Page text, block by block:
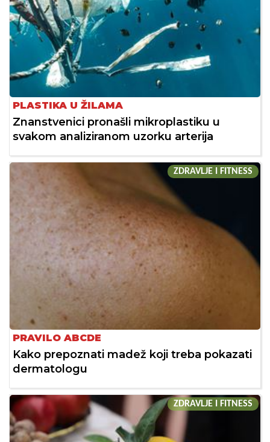
PLASTIKA U ŽILAMA
Znanstvenici pronašli mikroplastiku u
svakom analiziranom uzorku arterija
ZDRAVLJE I FITNESS
PRAVILO ABCDE
Kako prepoznati madež koji treba pokazati
dermatologu
ZDRAVLJE I FITNESS